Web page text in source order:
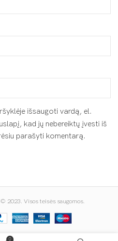
išsaugoti vardą, el.
kad jų nebereiktų įvesti iš
parašyti komentarą.
2023. Visos teisės saugomos.
0